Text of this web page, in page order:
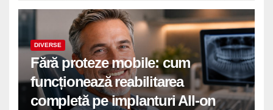
DIVERSE
Fără proteze mobile: cum
funcționează reabilitarea
completă pe implanturi All-on